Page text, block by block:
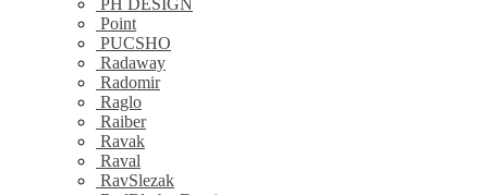
PH DESIGN
Point
PUCSHO
Radaway
Radomir
Raglo
Raiber
Ravak
Raval
RavSlezak